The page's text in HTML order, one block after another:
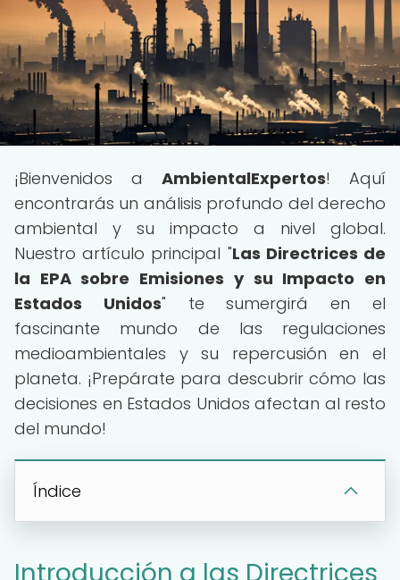
¡Bienvenidos a AmbientalExpertos! Aquí
encontrarás un análisis profundo del derecho
ambiental y su impacto a nivel global.
Nuestro artículo principal "Las Directrices de
la EPA sobre Emisiones y su Impacto en
Estados Unidos" te sumergirá en el
fascinante mundo de las regulaciones
medioambientales y su repercusión en el
planeta. ¡Prepárate para descubrir cómo las
decisiones en Estados Unidos afectan al resto
del mundo!
Índice